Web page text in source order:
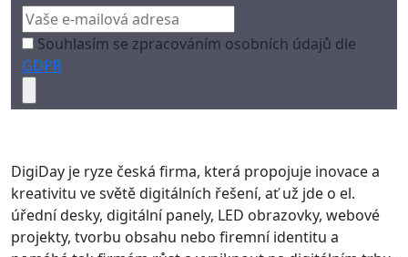
Souhlasím se zpracováním osobních údajů dle
GDPR
DigiDay je ryze česká firma, která propojuje inovace a
kreativitu ve světě digitálních řešení, ať už jde o el.
úřední desky, digitální panely, LED obrazovky, webové
projekty, tvorbu obsahu nebo firemní identitu a